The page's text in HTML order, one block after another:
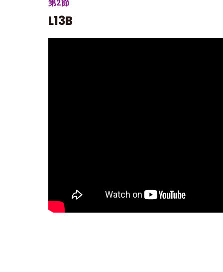
第2節
L13B